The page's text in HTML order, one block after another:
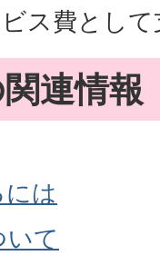
ス費とし
連情報
は
いて